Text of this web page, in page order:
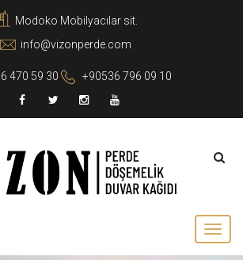
Modoko Mobilyacılar sit.
info@vizonperde.com
470 59 30 +90536 796 09 10